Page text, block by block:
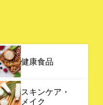
健康食品
スキンケア・
メイク